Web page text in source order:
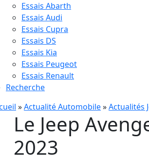
Essais Abarth
Essais Audi
Essais Cupra
Essais DS
Essais Kia
Essais Peugeot
Essais Renault
Recherche
»Actualité Automobile»Actualités
Le Jeep
2023